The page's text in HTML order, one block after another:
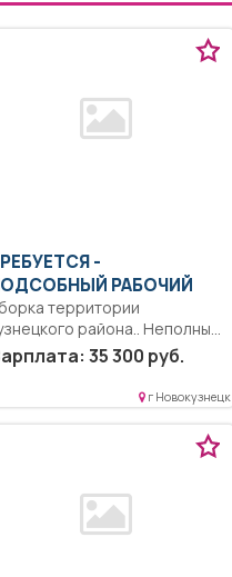
-
РАБОЧИЙ
территории
района.. Неполный
день/неполная
неделя..
35 300 руб.
г Новокузнецк